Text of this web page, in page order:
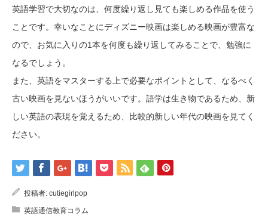
英語学習で大切なのは、何度繰り返し見ても楽しめる作品を使う
ことです。幸いなことにディズニー映画は楽しめる映画が豊富な
ので、お気に入りの1本を何度も繰り返してみることで、勉強に
なるでしょう。
また、英語をマスターする上で必要なポイントとして、なるべく
古い映画を見ないほうがいいです。語学は生き物であるため、新
しい英語の表現を覚えるため、比較的新しい年代の映画を見てく
ださい。
投稿者: cutiegirlpop
英語通信教育コラム